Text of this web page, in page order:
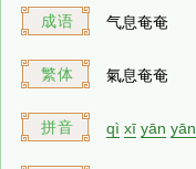
成语 气息奄奄
繁体 氣息奄奄
拼音 qì xī yān yān